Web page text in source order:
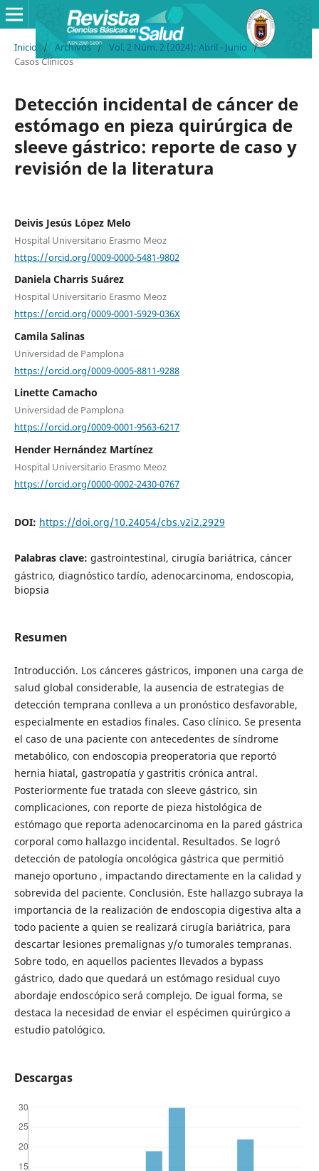
Inicio / Archivos / Vol. 2 Núm. 2 (2024): Abril - Junio /
Casos Clínicos
Detección incidental de cáncer de
estómago en pieza quirúrgica de
sleeve gástrico: reporte de caso y
revisión de la literatura
Deivis Jesús López Melo
Hospital Universitario Erasmo Meoz
https://orcid.org/0009-0000-5481-9802
Daniela Charris Suárez
Hospital Universitario Erasmo Meoz
https://orcid.org/0009-0001-5929-036X
Camila Salinas
Universidad de Pamplona
https://orcid.org/0009-0005-8811-9288
Linette Camacho
Universidad de Pamplona
https://orcid.org/0009-0001-9563-6217
Hender Hernández Martínez
Hospital Universitario Erasmo Meoz
https://orcid.org/0000-0002-2430-0767
DOI: https://doi.org/10.24054/cbs.v2i2.2929
Palabras clave: gastrointestinal, cirugía bariátrica, cáncer
gástrico, diagnóstico tardío, adenocarcinoma, endoscopia,
biopsia
Resumen
Introducción. Los cánceres gástricos, imponen una carga de
salud global considerable, la ausencia de estrategias de
detección temprana conlleva a un pronóstico desfavorable,
especialmente en estadios finales. Caso clínico. Se presenta
el caso de una paciente con antecedentes de síndrome
metabólico, con endoscopia preoperatoria que reportó
hernia hiatal, gastropatía y gastritis crónica antral.
Posteriormente fue tratada con sleeve gástrico, sin
complicaciones, con reporte de pieza histológica de
estómago que reporta adenocarcinoma en la pared gástrica
corporal como hallazgo incidental. Resultados. Se logró
detección de patología oncológica gástrica que permitió
manejo oportuno , impactando directamente en la calidad y
sobrevida del paciente. Conclusión. Este hallazgo subraya la
importancia de la realización de endoscopia digestiva alta a
todo paciente a quien se realizará cirugía bariátrica, para
descartar lesiones premalignas y/o tumorales tempranas.
Sobre todo, en aquellos pacientes llevados a bypass
gástrico, dado que quedará un estómago residual cuyo
abordaje endoscópico será complejo. De igual forma, se
destaca la necesidad de enviar el espécimen quirúrgico a
estudio patológico.
Descargas